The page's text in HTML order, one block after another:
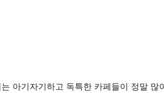
아기자기하고 독특한 카페들이 정말 많